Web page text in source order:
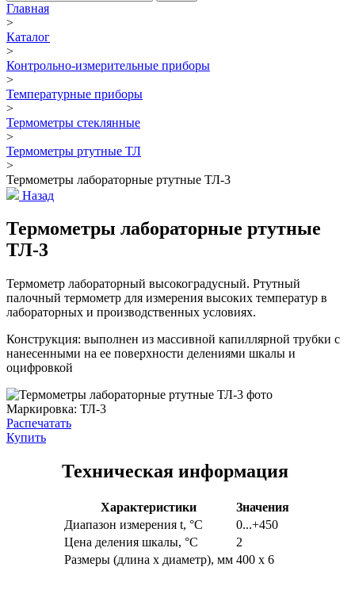
Главная
>
Каталог
>
Контрольно-измерительные приборы
>
Температурные приборы
>
Термометры стеклянные
>
Термометры ртутные ТЛ
>
Термометры лабораторные ртутные ТЛ-3
Назад
Термометры лабораторные ртутные
ТЛ-3
Термометр лабораторный высокоградусный. Ртутный
палочный термометр для измерения высоких температур в
лабораторных и производственных условиях.
Конструкция: выполнен из массивной капиллярной трубки с
нанесенными на ее поверхности делениями шкалы и
оцифровкой
Маркировка: ТЛ-3
Распечатать
Купить
Техническая информация
Характеристики
Значения
Диапазон измерения t, °С
0...+450
Цена деления шкалы, °С
2
Размеры (длина х диаметр), мм 400 х 6